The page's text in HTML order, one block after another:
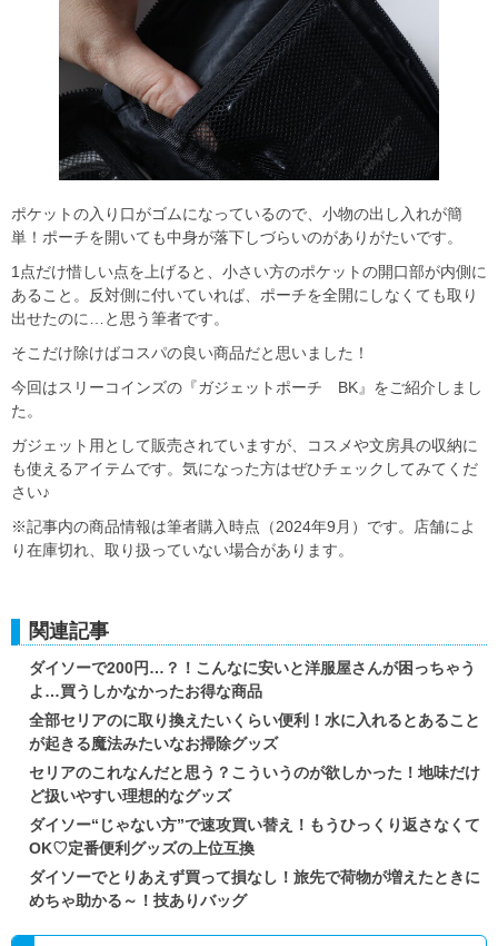
ポケットの入り口がゴムになっているので、小物の出し入れが簡
単！ポーチを開いても中身が落下しづらいのがありがたいです。
1点だけ惜しい点を上げると、小さい方のポケットの開口部が内側に
あること。反対側に付いていれば、ポーチを全開にしなくても取り
出せたのに…と思う筆者です。
そこだけ除けばコスパの良い商品だと思いました！
今回はスリーコインズの『ガジェットポーチ BK』をご紹介しまし
た。
ガジェット用として販売されていますが、コスメや文房具の収納に
も使えるアイテムです。気になった方はぜひチェックしてみてくだ
さい♪
※記事内の商品情報は筆者購入時点（2024年9月）です。店舗によ
り在庫切れ、取り扱っていない場合があります。
関連記事
ダイソーで200円…？！こんなに安いと洋服屋さんが困っちゃう
よ…買うしかなかったお得な商品
全部セリアのに取り換えたいくらい便利！水に入れるとあること
が起きる魔法みたいなお掃除グッズ
セリアのこれなんだと思う？こういうのが欲しかった！地味だけ
ど扱いやすい理想的なグッズ
ダイソー“じゃない方”で速攻買い替え！もうひっくり返さなくて
OK♡定番便利グッズの上位互換
ダイソーでとりあえず買って損なし！旅先で荷物が増えたときに
めちゃ助かる～！技ありバッグ